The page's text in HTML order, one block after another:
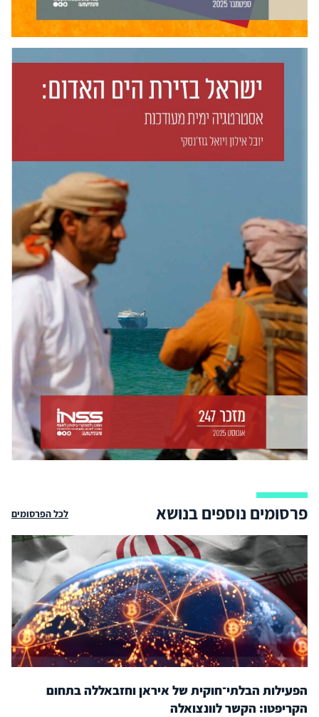
פרסומים נוספים בנושא לכל הפרסומים
הפעילות הבלתי־חוקית של איראן וחזבאללה בתחום
הקריפטו: הקשר לוונצואלה